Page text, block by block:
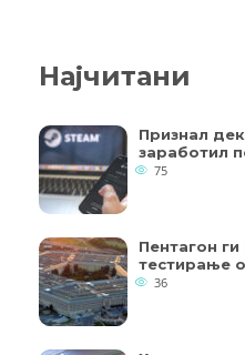
Најчитани
Признал
заработил
75
Пентагон
тестирање
36